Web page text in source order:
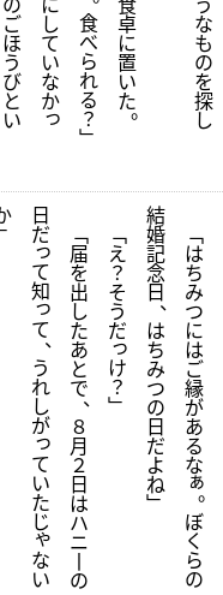
な
も
の
を
探
し
卓
に
置
い
た。
食
べ
ら
れ
る
？
﹂
し
て
い
な
か
っ
ご
ほ
う
び
と
い
﹁
は
ち
み
つ
に
は
ご
縁
が
あ
る
な
ぁ。
ぼ
く
ら
の
結
婚
記
念
日
、
は
ち
み
つ
の
日
だ
よ
ね
﹂
﹁
え
？
そ
う
だ
っ
け
？
﹂
﹁
届
を
出
し
た
あ
と
で、
８
月
２
日
は
ハ
ニ
丨
の
日
だ
っ
て
知
っ
て、
う
れ
し
が
っ
て
い
た
じ
ゃ
な
い